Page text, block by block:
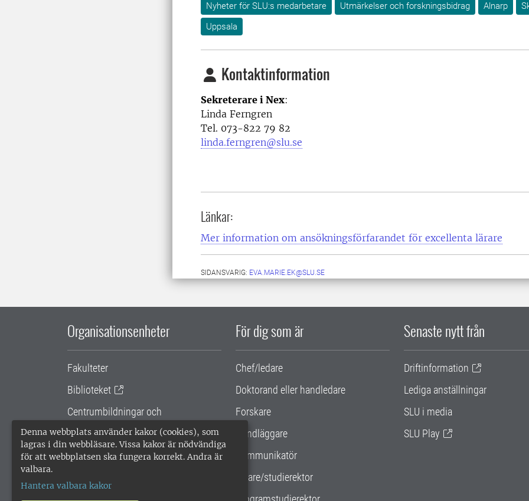
Denna webbplats använder kakor (cookies), som
lagras i din webbläsare. Vissa kakor är nödvändiga
för att webbplatsen ska fungera korrekt. Andra är
valbara.
Hantera valbara kakor
Nyheter för SLU:s medarbetare Utmärkelser och forskningsbidrag Alnarp
Uppsala
Kontaktinformation
Sekreterare i Nex:
Linda Ferngren
Tel. 073-822 79 82
linda.ferngren@slu.se
Länkar:
Mer information om ansökningsförfarandet för excellenta lärare
SIDANSVARIG: EVA.MARIE.EK@SLU.SE
Organisationsenheter
Fakulteter
Biblioteket
Centrumbildningar och
samarbetsprojekt
Gemensamma verksamhetsstödet
För dig som är
Chef/ledare
Doktorand eller handledare
Forskare
Handläggare
Kommunikatör
Lärare/studierektor
Senaste nytt från
Driftinformation
Lediga anställningar
SLU i media
SLU Play